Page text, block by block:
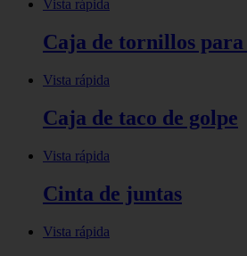
Vista rápida
Caja de tornillos
Vista rápida
Caja de taco de golpe
Vista rápida
Cinta de juntas
Vista rápida